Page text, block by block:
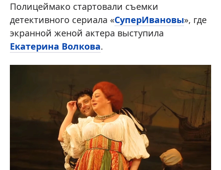
Полицеймако стартовали съемки
детективного сериала «СуперИвановы», где
экранной женой актера выступила
Екатерина Волкова.